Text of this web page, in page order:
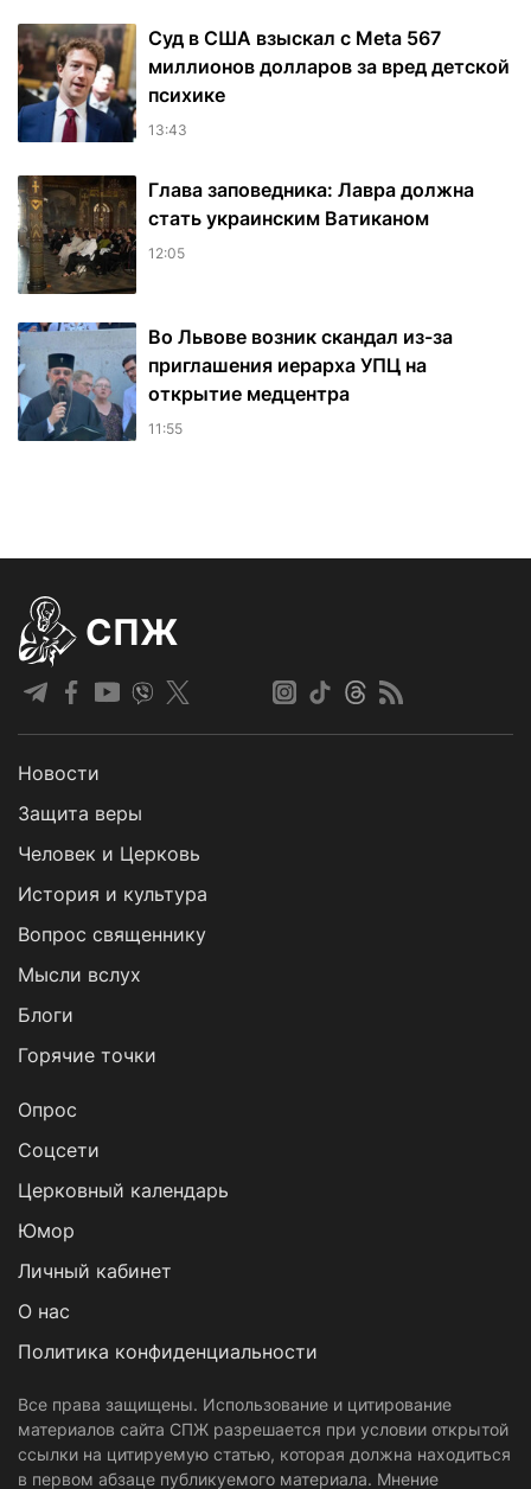
Суд в США взыскал с Meta 567
миллионов долларов за вред детской
психике
13:43
Глава заповедника: Лавра должна
стать украинским Ватиканом
12:05
Во Львове возник скандал из-за
приглашения иерарха УПЦ на
открытие медцентра
11:55
СПЖ
Новости
Защита веры
Человек и Церковь
История и культура
Вопрос священнику
Мысли вслух
Блоги
Горячие точки
Опрос
Cоцсети
Церковный календарь
Юмор
Личный кабинет
О нас
Политика конфиденциальности
Все права защищены. Использование и цитирование
материалов сайта СПЖ разрешается при условии открытой
ссылки на цитируемую статью, которая должна находиться
в первом абзаце публикуемого материала. Мнение